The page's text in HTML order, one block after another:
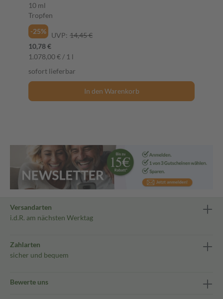
10 ml
Tropfen
-25%
UVP: 14,45 €
10,78 €
1.078,00 € / 1 l
sofort lieferbar
In den Warenkorb
Versandarten
i.d.R. am nächsten Werktag
Zahlarten
sicher und bequem
Bewerte uns